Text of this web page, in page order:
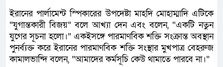
ইরানের পার্লামেন্ট স্পিকারের উপদেষ্টা মাহদি মোহাম্মাদি এটিকে
“যুগান্তকারী বিজয়” বলে আখ্যা দেন এবং বলেন, “একটি নতুন
যুগের সূচনা হলো।” একইসঙ্গে পারমাণবিক শক্তি সংক্রান্ত অবস্থান
পুনর্ব্যক্ত করে ইরানের পারমাণবিক শক্তি সংস্থার মুখপাত্র বেহরুজ
কামালভান্দি বলেন, “আমাদের কর্মসূচি কেউ থামাতে পারবে না।”